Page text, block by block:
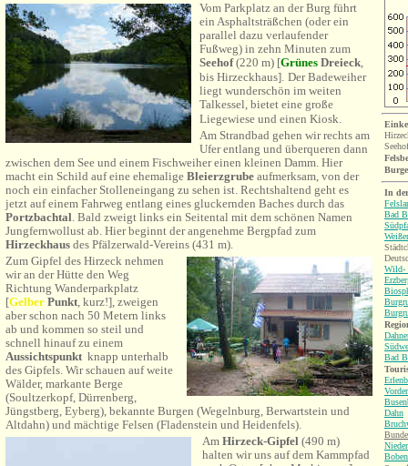
Vom Parkplatz an der Burg führt
ein Asphaltsträßchen (oder ein
parallel dazu verlaufender
Fußweg) in zehn Minuten zum
Seehof(220 m) [Grünes Dreieck,
bis Hirzeckhaus]. Der Badeweiher
liegt wunderschön im weiten
Talkessel, bietet eine große
Liegewiese und einen Kiosk.
Am Strandbad gehen wir rechts am
Ufer entlang und überqueren dann
zwischen dem See und einem Fischweiher einen kleinen Damm. Hier
macht ein Schild auf eine ehemalige Bleierzgrube aufmerksam, von der
noch ein einfacher Stolleneingang zu sehen ist. Rechtshaltend geht es
jetzt auf einem Fahrweg entlang eines gluckernden Baches durch das
Portzbachtal. Bald zweigt links ein Seitental mit dem schönen Namen
Jungfernwollust ab. Hier beginnt der angenehme Bergpfad zum
Hirzeckhaus des Pfälzerwald-Vereins (431 m).
Zum Gipfel des Hirzeck nehmen
wir an der Hütte den Weg
Richtung Wanderparkplatz
[Gelber Punkt, kurz!], zweigen
aber schon nach 50 Metern links
ab und kommen so steil und
schnell hinauf zu einem
Aussichtspunktknapp unterhalb
des Gipfels. Wir schauen auf weite
Wälder, markante Berge
(Soultzerkopf, Dürrenberg,
Jüngstberg, Eyberg), bekannte Burgen (Wegelnburg, Berwartstein und
Altdahn) und mächtige Felsen (Fladenstein und Heidenfels).
Am Hirzeck-Gipfel (490 m)
halten wir uns auf dem Kammpfad
In
Bad
Wild-
Bad
Dahn